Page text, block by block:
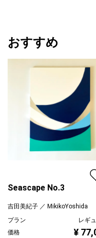
おすすめ
Seascape No.3
吉田美紀子 ／ MikikoYoshida
プラン
レギ
価格
¥